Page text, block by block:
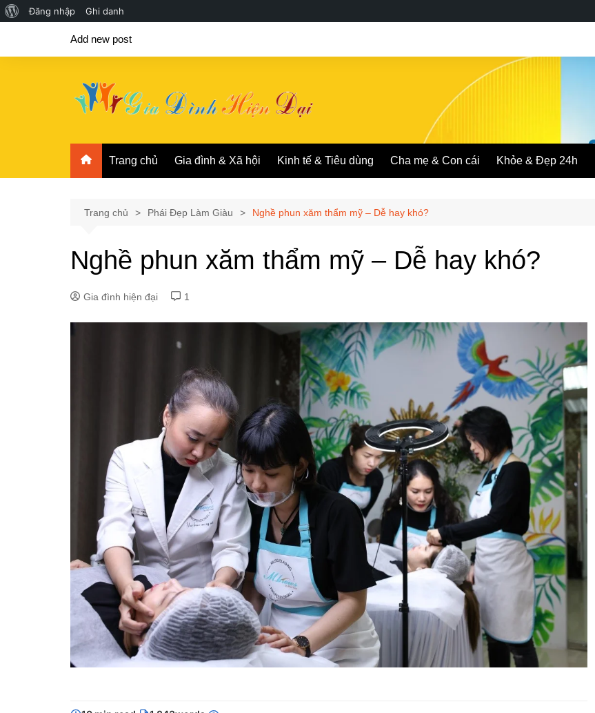
Giới
về
Đăng nhập Ghi danh
Add new post
Trang chủ Gia đình & Xã hội Kinh tế & Tiêu dùng Cha mẹ & Con cái Khỏe & Đẹp 24h
Trang chủ Phái Đẹp Làm Giàu Nghề phun xăm thẩm mỹ – Dễ hay khó?
Nghề phun xăm thẩm mỹ – Dễ hay khó?
Gia đình hiện đại 1